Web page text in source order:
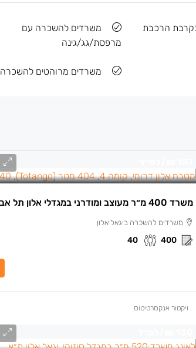
הרכבת
משרדים להשכרה עם
מרפסת/גג/גינה
משרדים מרוהטים להשכרה
משרד 400 מ״ר מעוצב ומודרני במגדלי אלון תל אביב
משרדים להשכרה ביגאל אלון
400
40
ויקטור אנקסרטיטוס